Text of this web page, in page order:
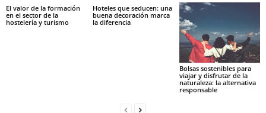
El valor de la formación
en el sector de la
hostelería y turismo
Hoteles que seducen: una
buena decoración marca
la diferencia
Bolsas sostenibles para
viajar y disfrutar de la
naturaleza: la alternativa
responsable